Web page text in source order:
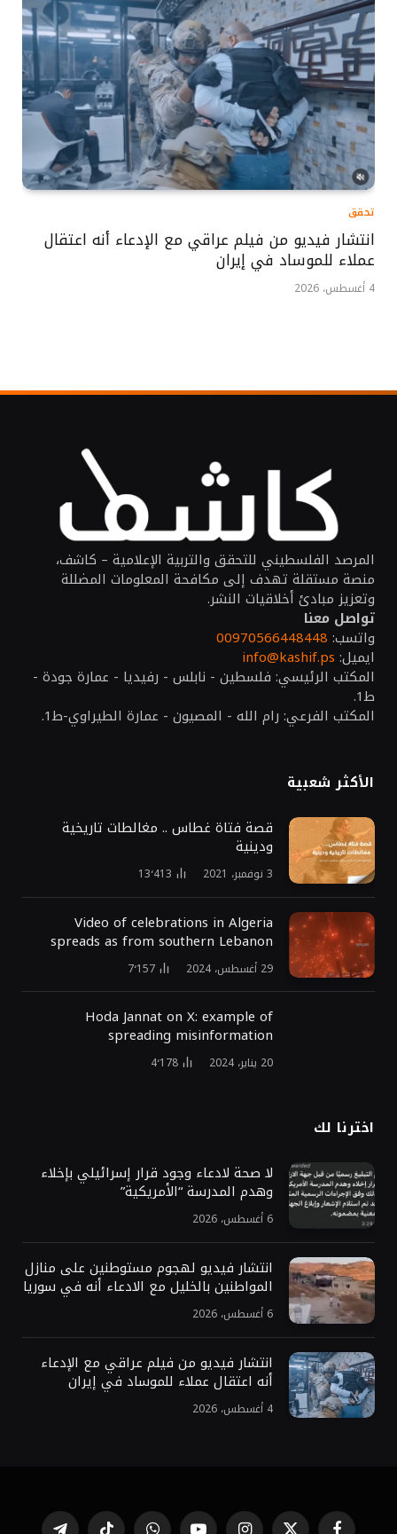
تحقق
انتشار فيديو من فيلم عراقي مع الإدعاء أنه اعتقال
عملاء للموساد في إيران
4 أغسطس، 2026
المرصد الفلسطيني للتحقق والتربية الإعلامية – كاشف،
منصة مستقلة تهدف إلى مكافحة المعلومات المضللة
وتعزيز مبادئ أخلاقيات النشر.
تواصل معنا
واتسب: 00970566448448
ايميل: info@kashif.ps
المكتب الرئيسي: فلسطين - نابلس - رفيديا - عمارة جودة -
ط1.
المكتب الفرعي: رام الله - المصيون - عمارة الطيراوي-ط1.
الأكثر شعبية
قصة فتاة غطاس .. مغالطات تاريخية
ودينية
3 نوفمبر، 2021 13٬413
Video of celebrations in Algeria
spreads as from southern Lebanon
29 أغسطس، 2024 7٬157
Hoda Jannat on X: example of
spreading misinformation
20 يناير، 2024 4٬178
اخترنا لك
لا صحة لادعاء وجود قرار إسرائيلي بإخلاء
وهدم المدرسة “الأمريكية”
6 أغسطس، 2026
انتشار فيديو لهجوم مستوطنين على منازل
المواطنين بالخليل مع الادعاء أنه في سوريا
6 أغسطس، 2026
انتشار فيديو من فيلم عراقي مع الإدعاء
أنه اعتقال عملاء للموساد في إيران
4 أغسطس، 2026